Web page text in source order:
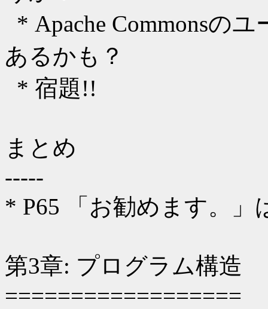
* Apache Commonsの
あるかも？
* 宿題!!
まとめ
-----
* P65 「お勧めます。
第3章: プログラム構造
==================